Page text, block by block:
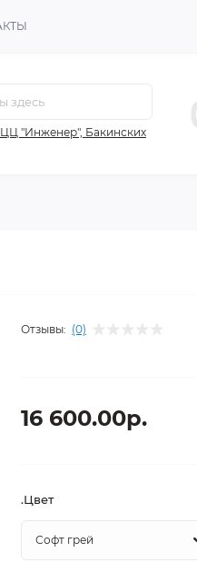
"Инженер", Бакинских
Отзывы: (0)
16 600.00р.
.Цвет